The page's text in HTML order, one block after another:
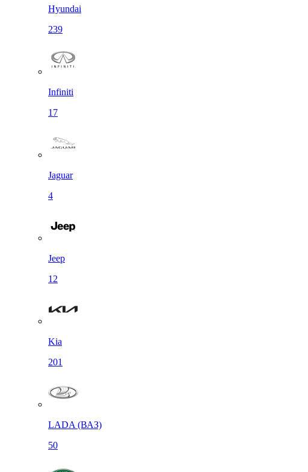
Hyundai
239
Infiniti
17
Jaguar
4
Jeep
12
Kia
201
LADA (ВАЗ)
50